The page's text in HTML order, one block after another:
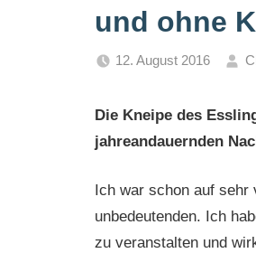
und ohne
12. August 2016
Die Kneipe des
jahreandauernden
Ich war schon auf sehr
unbedeutenden. Ich
zu veranstalten und